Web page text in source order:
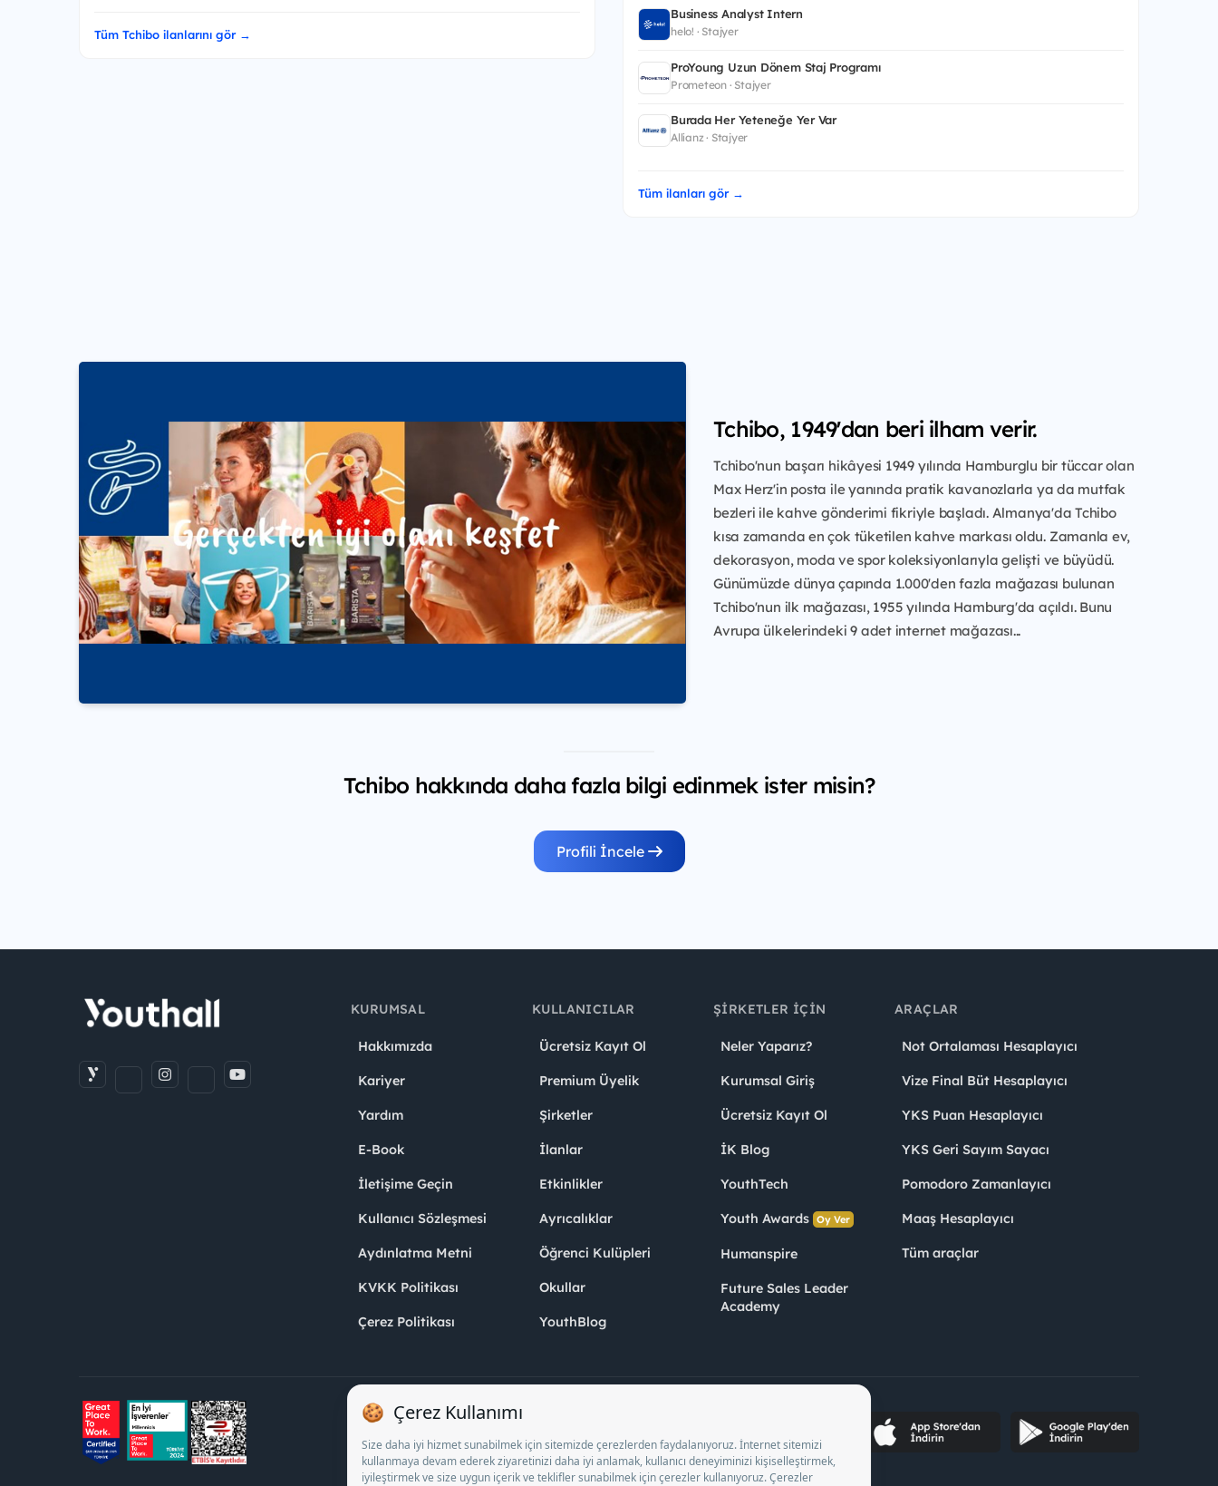
Tüm Tchibo ilanlarını gör →
Business Analyst Intern
helo! · Stajyer
ProYoung Uzun Dönem Staj Programı
Prometeon · Stajyer
Burada Her Yeteneğe Yer Var
Allianz · Stajyer
Tüm ilanları gör →
Tchibo, 1949'dan beri ilham verir.
Tchibo'nun başarı hikâyesi 1949 yılında Hamburglu bir tüccar olan
Max Herz'in posta ile yanında pratik kavanozlarla ya da mutfak
bezleri ile kahve gönderimi fikriyle başladı. Almanya'da Tchibo
kısa zamanda en çok tüketilen kahve markası oldu. Zamanla ev,
dekorasyon, moda ve spor koleksiyonlarıyla gelişti ve büyüdü.
Günümüzde dünya çapında 1.000'den fazla mağazası bulunan
Tchibo'nun ilk mağazası, 1955 yılında Hamburg'da açıldı. Bunu
Avrupa ülkelerindeki 9 adet internet mağazası...
Tchibo hakkında daha fazla bilgi edinmek ister misin?
Profili İncele
KURUMSAL
Hakkımızda
Kariyer
Yardım
E-Book
İletişime Geçin
Kullanıcı Sözleşmesi
Aydınlatma Metni
KVKK Politikası
Çerez Politikası
KULLANICILAR
Ücretsiz Kayıt Ol
Premium Üyelik
Şirketler
İlanlar
Etkinlikler
Ayrıcalıklar
Öğrenci Kulüpleri
Okullar
YouthBlog
ŞIRKETLER İÇIN
Neler Yaparız?
Kurumsal Giriş
Ücretsiz Kayıt Ol
İK Blog
YouthTech
Youth Awards Oy Ver
Humanspire
Future Sales Leader
Academy
ARAÇLAR
Not Ortalaması Hesaplayıcı
Vize Final Büt Hesaplayıcı
YKS Puan Hesaplayıcı
YKS Geri Sayım Sayacı
Pomodoro Zamanlayıcı
Maaş Hesaplayıcı
Tüm araçlar